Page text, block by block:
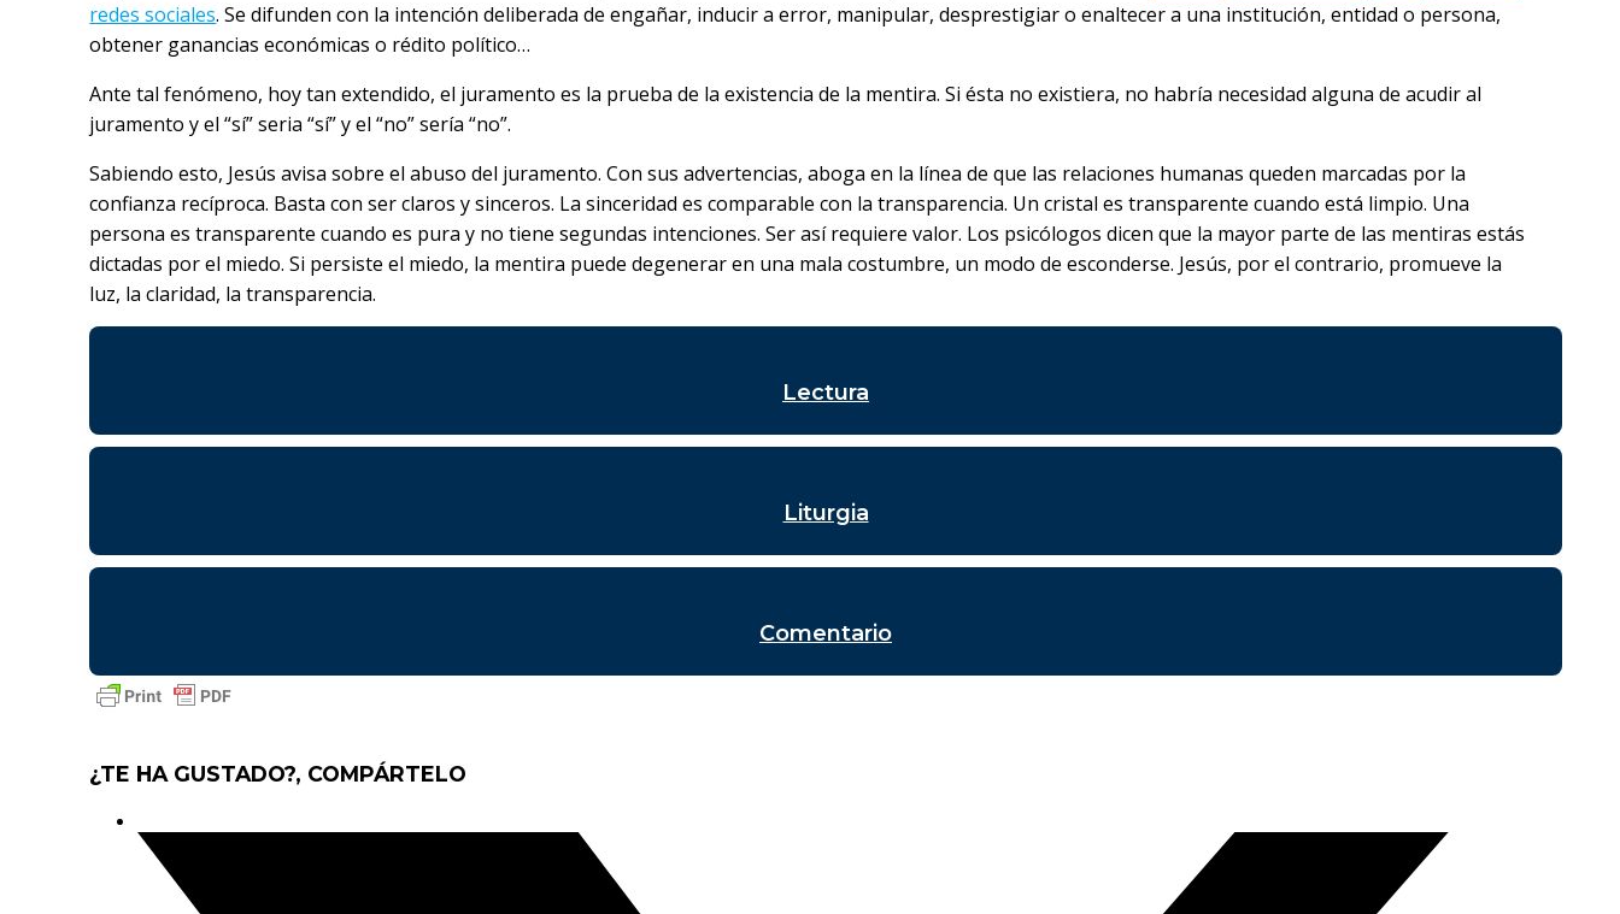
redes sociales. Se difunden con la intención deliberada de engañar, inducir a error, manipular, desprestigiar o enaltecer a una institución, entidad o persona,
obtener ganancias económicas o rédito político…
Ante tal fenómeno, hoy tan extendido, el juramento es la prueba de la existencia de la mentira. Si ésta no existiera, no habría necesidad alguna de acudir al
juramento y el “sí” seria “sí” y el “no” sería “no”.
Sabiendo esto, Jesús avisa sobre el abuso del juramento. Con sus advertencias, aboga en la línea de que las relaciones humanas queden marcadas por la
confianza recíproca. Basta con ser claros y sinceros. La sinceridad es comparable con la transparencia. Un cristal es transparente cuando está limpio. Una
persona es transparente cuando es pura y no tiene segundas intenciones. Ser así requiere valor. Los psicólogos dicen que la mayor parte de las mentiras estás
dictadas por el miedo. Si persiste el miedo, la mentira puede degenerar en una mala costumbre, un modo de esconderse. Jesús, por el contrario, promueve la
luz, la claridad, la transparencia.
Lectura
Liturgia
Comentario
¿TE HA GUSTADO?, COMPÁRTELO